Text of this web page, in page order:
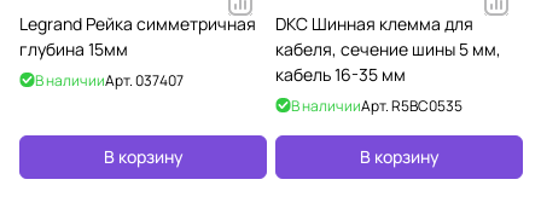
Legrand Рейка симметричная
глубина 15мм
В наличииАрт.037407
В корзину
DKC Шинная клемма для
кабеля, сечение шины 5 мм,
кабель 16-35 мм
В наличииАрт.R5BC0535
В корзину